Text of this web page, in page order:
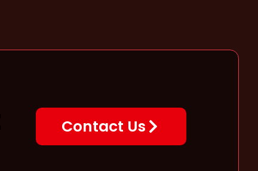
Contact Us